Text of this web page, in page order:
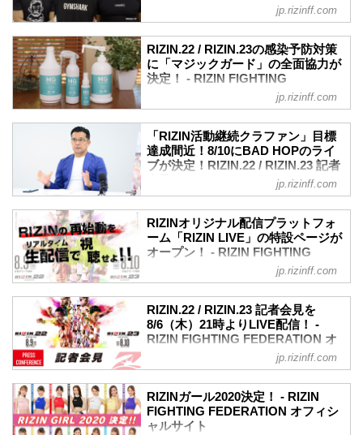
沢山のご意見・ご感想をお待ちしており
ます。
RIZIN.23 来場・視聴者アンケートフォー
ム
『R...
体重を無事クリア！計量結果は以下の通
りだ。
RIZIN.23 全選手計量結果
第9試合／バンタム級タイトルマッチ
RIZIN MMAルール：5分 3R（61.0kg）※
朝倉海（60.75kg） vs. 扇久保博正
（60.20kg）
第8試合／スペシャルワンマッチ
RIZIN MMAル...
開催されるRIZIN.23 - CALLING OVER -
に出場する選手へ事前に行ったインタビ
ューをご紹介！大会前に各選手のインタ
※今回は大会直前のマスコミ向けインタ
ビューは行わないため、全選手へインタ
ビューは行えておりません。
RIZIN.23出場選手インタビュー
（Youtube）
朝倉海
ーー試合まで一週間を切りましたが、対
戦相手の対策はバッチリですか？
バッチリです！研究をしっかりしたので
必ず倒...
jp.rizinff.com
RIZIN.22 / RIZIN.23の感染予防対策
に「マジックガード」の全面協力が
決定！ - RIZIN FIGHTING
FEDERATION オフィシャルサイト
ーナMMにて開催されるRIZIN.22 -
STARTING OVER - / RIZIN.23 -
CALLING OVER - の新型コロナウイルス
安心の安定型次亜塩素酸ナトリウムの
「マジックガード」が全面協力してくれ
る事が決定した！
日本製である「マジックガード」はアル
コール製品では対処できないものから、
さまざまな細菌・ウイルスまで驚異の瞬
間除菌率99.99％以上でしっかり除菌して
くれる優れものだ。
マジック...
jp.rizinff.com
「RIZIN活動継続クラファン」目標
達成間近！8/10にBAD HOPのライ
ブが決定！RIZIN.22 / RIZIN.23 記者
FEDERATION オフィシャルサイト
2020年8月6日（木）、都内にてRIZIN.22
- STARTING OVER - / RIZIN.23 -
CALLING OVER -の記者会見が行われ
た。会見第一部には今年のRIZINガールに
選ばれた12名が、第二部には榊原信行
激戦を勝ち抜いた「RIZINガール2020」
が意気込みを語る！
6月よりSHOWROOMとLINE LIVEにて開
催されていた「RIZINガールオーディショ
ン2020」が7月末に終了し、激戦を勝ち抜
き見事「RIZINガール202...
jp.rizinff.com
RIZINオリジナル配信プラットフォ
ーム「RIZIN LIVE」の特設ページが
オープン！ - RIZIN FIGHTING
FEDERATION オフィシャルサイト
リーナMMにて開催されるRIZIN.22 -
STARTING OVER - / RIZIN.23 -
CALLING OVER -のリアルタイム視聴が
ーム「RIZIN LIVE」の特設ページがオー
プンしたぞ！
※配信サイト「RIZIN LIVE」は8/6（木）
20:00頃よりアクセスが行えます。
この特設ページでは、RIZIN LIVEの楽し
jp.rizinff.com
RIZIN.22 / RIZIN.23 記者会見を
8/6（木）21時よりLIVE配信！ -
RIZIN FIGHTING FEDERATION オ
STARTING OVER - / RIZIN.23 -
CALLING OVER -の記者会見を行うこと
が決定。この記者会見の様子はYouTube
jp.rizinff.com
RIZINガール2020決定！ - RIZIN
FIGHTING FEDERATION オフィシ
ャルサイト